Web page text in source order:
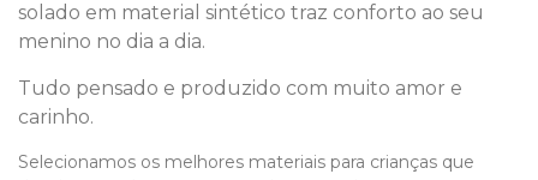
solado em material sintético traz conforto ao seu
menino no dia a dia.
Tudo pensado e produzido com muito amor e
carinho.
Selecionamos os melhores materiais para crianças que